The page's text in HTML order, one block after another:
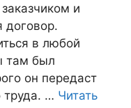
и
договор.
в любой
там был
он передаст
труда. … Читать